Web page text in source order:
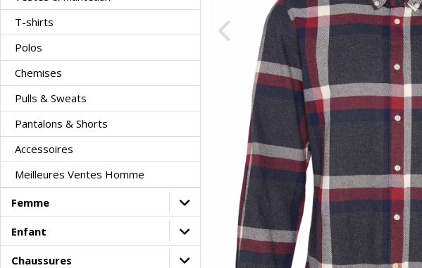
T-shirts
Polos
Chemises
Pulls & Sweats
Pantalons & Shorts
Accessoires
Meilleures Ventes Homme
Femme
Enfant
Chaussures